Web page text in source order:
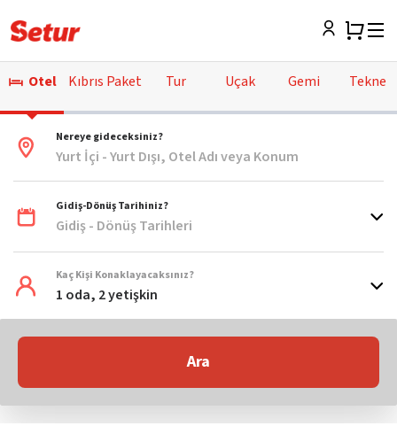
Otel Kıbrıs Paket Tur Uçak Gemi Tekne
Nereye gideceksiniz?
Yurt İçi - Yurt Dışı, Otel Adı veya Konum
Gidiş-Dönüş Tarihiniz?
Gidiş - Dönüş Tarihleri
Kaç Kişi Konaklayacaksınız?
1 oda, 2 yetişkin
Ara